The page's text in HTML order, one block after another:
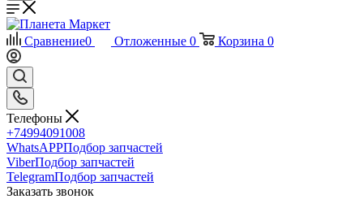
Сравнение0 Отложенные 0 Корзина 0
Телефоны
+74994091008
WhatsAPPПодбор запчастей
ViberПодбор запчастей
TelegramПодбор запчастей
Заказать звонок